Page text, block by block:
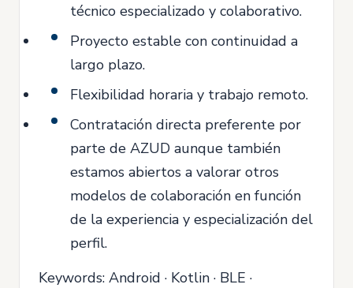
técnico especializado y colaborativo.
Proyecto estable con continuidad a
largo plazo.
Flexibilidad horaria y trabajo remoto.
Contratación directa preferente por
parte de AZUD aunque también
estamos abiertos a valorar otros
modelos de colaboración en función
de la experiencia y especialización del
perfil.
Keywords: Android · Kotlin · BLE ·